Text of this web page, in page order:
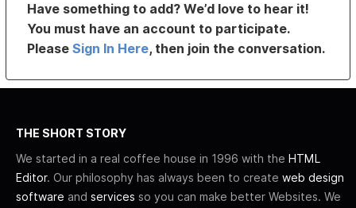
Have something to add? We’d love to hear it!
You must have an account to participate.
PleaseSign In Here, then join the conversation.
THE SHORT STORY
We started in a real coffee house in 1996 with the HTML
Editor. Our philosophy has always been to create web design
software and services so you can make better Websites. We